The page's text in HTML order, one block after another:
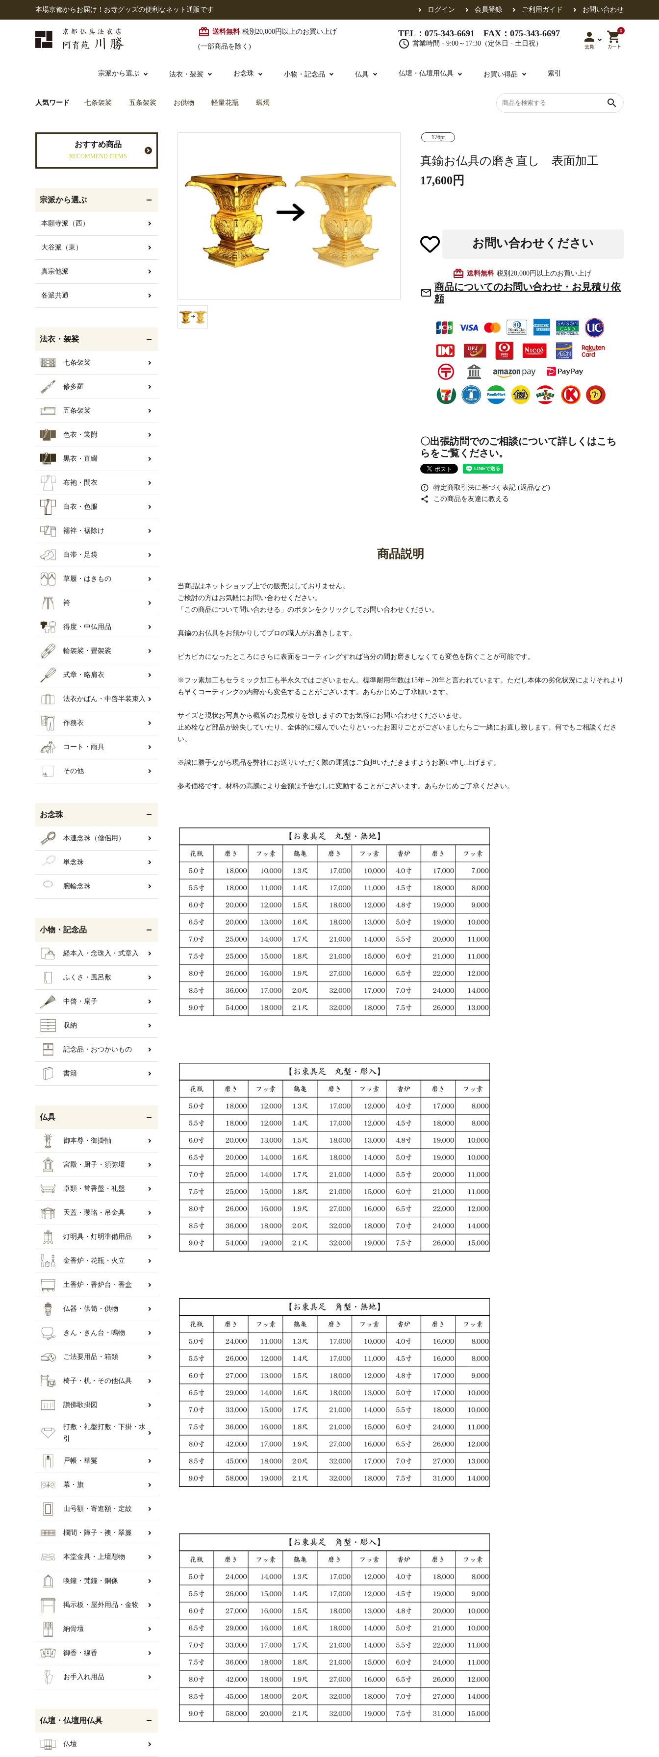
本場京都からお届け！お寺グッズの便利なネット通販です ログイン 会員登録 ご利用ガイド お問い合わせ
card_giftcard 送料無料 税別20,000円以上のお買い上げ
(一部商品を除く)
TEL：075-343-6691 FAX：075-343-6697
schedule 営業時間 - 9:00～17:30（定休日 - 土日祝） person
会員
0
shopping_cart
カート
宗派から選ぶ
本願寺派（西） 大谷派（東） 各派共通
法衣・袈裟
布袍・間衣
草履・はきもの
お念珠
本連念珠（僧侶用）
小物・記念品
中啓・扇子
書籍
仏具
卓類・常香盤・礼盤
金香炉・花瓶・火立
ご法要用品・箱類
山号額・寄進額・定紋
欄間・障子・襖・翠簾 喚鐘・梵鐘・銅像
掲示板・屋外用品・金
物
納骨壇
仏壇・仏壇用仏具
お仏壇の引き取り
お買い得品 索引
人気ワード 七条袈裟 五条袈裟 お供物 軽量花瓶 蝋燭 search
176pt
真鍮お仏具の磨き直し 表面加工
17,600円
お問い合わせください
card_giftcard 送料無料 税別20,000円以上のお買い上げ
mail_outline 商品についてのお問い合わせ・お見積り依
頼
〇出張訪問でのご相談について詳しくはこち
らをご覧ください。
error_outline 特定商取引法に基づく表記 (返品など)
share この商品を友達に教える
商品説明
当商品はネットショップ上での販売はしておりません。
ご検討の方はお気軽にお問い合わせください。
「この商品について問い合わせる」のボタンをクリックしてお問い合わせください。
真鍮のお仏具をお預かりしてプロの職人がお磨きします。
ピカピカになったところにさらに表面をコーティングすれば当分の間お磨きしなくても変色を防ぐことが可能です。
※フッ素加工もセラミック加工も半永久ではございません。標準耐用年数は15年～20年と言われています。ただし本体の劣化状況によりそれより
も早くコーティングの内部から変色することがございます。あらかじめご了承願います。
サイズと現状お写真から概算のお見積りを致しますのでお気軽にお問い合わせくださいませ。
止め栓など部品が紛失していたり、全体的に緩んでいたりといったお困りごとがございましたらご一緒にお直し致します。何でもご相談くださ
い。
※誠に勝手ながら現品を弊社にお送りいただく際の運賃はご負担いただきますようお願い申し上げます。
参考価格です。材料の高騰により金額は予告なしに変動することがございます。あらかじめご了承ください。
おすすめ商品
RECOMMEND ITEMS
宗派から選ぶ
本願寺派（西）
大谷派（東）
真宗他派
各派共通
法衣・袈裟
七条袈裟
修多羅
五条袈裟
色衣・裳附
黒衣・直綴
布袍・間衣
白衣・色服
襦袢・裾除け
白帯・足袋
草履・はきもの
袴
得度・中仏用品
輪袈裟・畳袈裟
式章・略肩衣
法衣かばん・中啓半装束入
作務衣
コート・雨具
その他
お念珠
本連念珠（僧侶用）
単念珠
腕輪念珠
小物・記念品
経本入・念珠入・式章入
ふくさ・風呂敷
中啓・扇子
収納
記念品・おつかいもの
書籍
仏具
御本尊・御掛軸
宮殿・厨子・須弥壇
卓類・常香盤・礼盤
天蓋・瓔珞・吊金具
灯明具・灯明準備用品
金香炉・花瓶・火立
土香炉・香炉台・香盒
仏器・供笥・供物
きん・きん台・鳴物
ご法要用品・箱類
椅子・机・その他仏具
讃佛歌掛図
打敷・礼盤打敷・下掛・水
引
戸帳・華鬘
幕・旗
山号額・寄進額・定紋
欄間・障子・襖・翠簾
本堂金具・上壇彫物
喚鐘・梵鐘・銅像
掲示板・屋外用品・金物
納骨壇
御香・線香
お手入れ用品
仏壇・仏壇用仏具
仏壇